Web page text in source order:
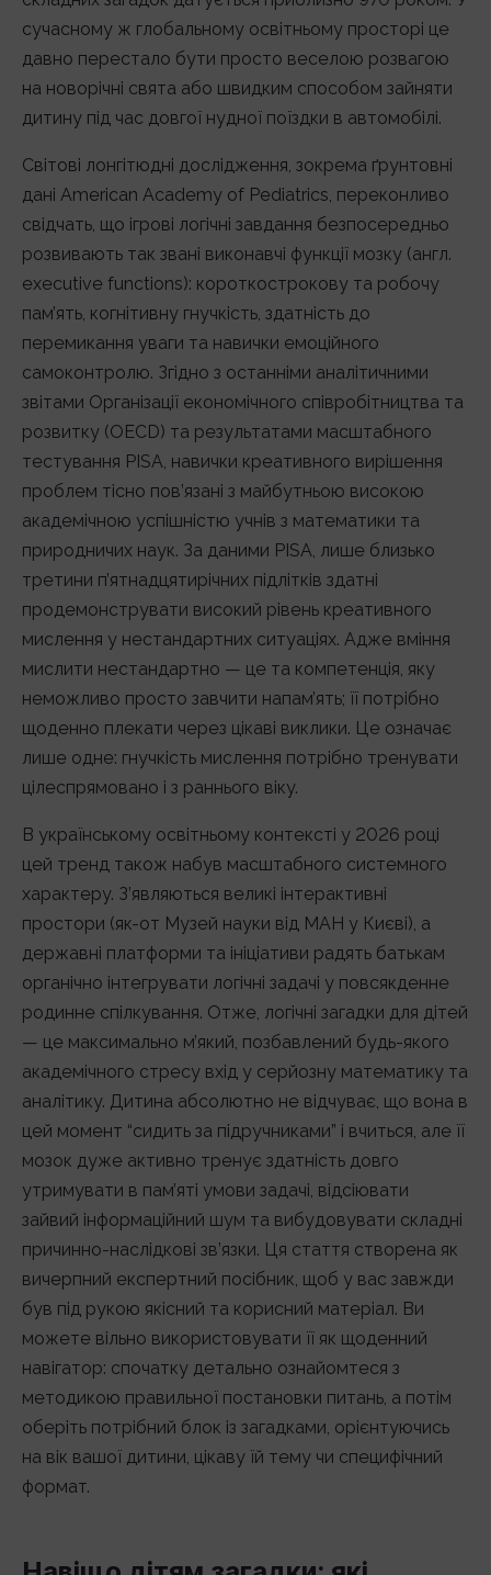
сучасному ж глобальному освітньому просторі це
давно перестало бути просто веселою розвагою
на новорічні свята або швидким способом зайняти
дитину під час довгої нудної поїздки в автомобілі.
Світові лонгітюдні дослідження, зокрема ґрунтовні
дані American Academy of Pediatrics, переконливо
свідчать, що ігрові логічні завдання безпосередньо
розвивають так звані виконавчі функції мозку (англ.
executive functions): короткострокову та робочу
пам’ять, когнітивну гнучкість, здатність до
перемикання уваги та навички емоційного
самоконтролю. Згідно з останніми аналітичними
звітами Організації економічного співробітництва та
розвитку (OECD) та результатами масштабного
тестування PISA, навички креативного вирішення
проблем тісно пов’язані з майбутньою високою
академічною успішністю учнів з математики та
природничих наук. За даними PISA, лише близько
третини п’ятнадцятирічних підлітків здатні
продемонструвати високий рівень креативного
мислення у нестандартних ситуаціях. Адже вміння
мислити нестандартно — це та компетенція, яку
неможливо просто завчити напам’ять; її потрібно
щоденно плекати через цікаві виклики. Це означає
лише одне: гнучкість мислення потрібно тренувати
цілеспрямовано і з раннього віку.
В українському освітньому контексті у 2026 році
цей тренд також набув масштабного системного
характеру. З’являються великі інтерактивні
простори (як-от Музей науки від МАН у Києві), а
державні платформи та ініціативи радять батькам
органічно інтегрувати логічні задачі у повсякденне
родинне спілкування. Отже, логічні загадки для дітей
— це максимально м’який, позбавлений будь-якого
академічного стресу вхід у серйозну математику та
аналітику. Дитина абсолютно не відчуває, що вона в
цей момент “сидить за підручниками” і вчиться, але її
мозок дуже активно тренує здатність довго
утримувати в пам’яті умови задачі, відсіювати
зайвий інформаційний шум та вибудовувати складні
причинно-наслідкові зв’язки. Ця стаття створена як
вичерпний експертний посібник, щоб у вас завжди
був під рукою якісний та корисний матеріал. Ви
можете вільно використовувати її як щоденний
навігатор: спочатку детально ознайомтеся з
методикою правильної постановки питань, а потім
оберіть потрібний блок із загадками, орієнтуючись
на вік вашої дитини, цікаву їй тему чи специфічний
формат.